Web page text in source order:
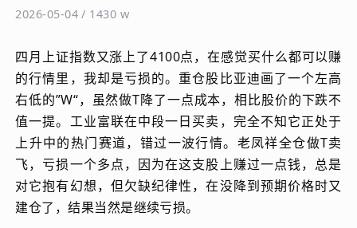
2026-05-04/ 1430 w
四月上证指数又涨上了4100点，在感觉买什么都可以赚
的行情里，我却是亏损的。重仓股比亚迪画了一个左高
右低的”W“，虽然做T降了一点成本，相比股价的下跌不
值一提。工业富联在中段一日买卖，完全不知它正处于
上升中的热门赛道，错过一波行情。老凤祥全仓做T卖
飞，亏损一个多点，因为在这支股上赚过一点钱，总是
对它抱有幻想，但欠缺纪律性，在没降到预期价格时又
建仓了，结果当然是继续亏损。